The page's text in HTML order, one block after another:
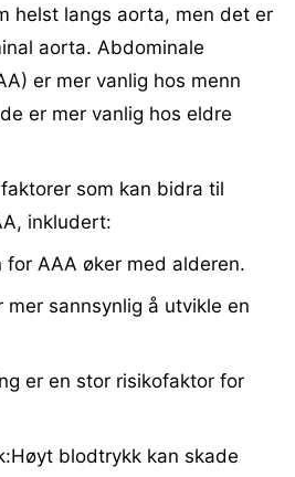
helst langs aorta, men det er
aorta. Abdominale
er mer vanlig hos menn
er mer vanlig hos eldre
som kan bidra til
inkludert:
for AAA øker med alderen.
mer sannsynlig å utvikle en
er en stor risikofaktor for
blodtrykk kan skade